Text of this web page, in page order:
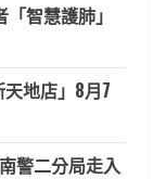
智慧護肺」
天地店」8月7
警二分局走入